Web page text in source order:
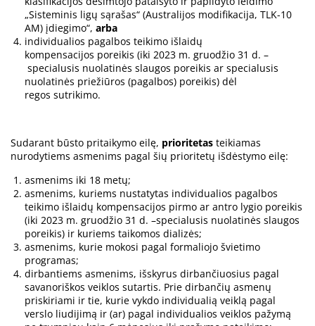
„Sisteminis ligų sąrašas“ (Australijos modifikacija, TLK-10
AM) įdiegimo“, arba
individualios pagalbos teikimo išlaidų
kompensacijos poreikis (iki 2023 m. gruodžio 31 d. –
specialusis nuolatinės slaugos poreikis ar specialusis
nuolatinės priežiūros (pagalbos) poreikis) dėl
regos sutrikimo.
Sudarant būsto pritaikymo eilę, prioritetas teikiamas
nurodytiems asmenims pagal šių prioritetų išdėstymo eilę:
asmenims iki 18 metų;
asmenims, kuriems nustatytas individualios pagalbos
teikimo išlaidų kompensacijos pirmo ar antro lygio poreikis
(iki 2023 m. gruodžio 31 d. –specialusis nuolatinės slaugos
poreikis) ir kuriems taikomos dializės;
asmenims, kurie mokosi pagal formaliojo švietimo
programas;
dirbantiems asmenims, išskyrus dirbančiuosius pagal
savanoriškos veiklos sutartis. Prie dirbančių asmenų
priskiriami ir tie, kurie vykdo individualią veiklą pagal
verslo liudijimą ir (ar) pagal individualios veiklos pažymą